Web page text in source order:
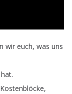
wir euch, was uns
hat.
Kostenblöcke,